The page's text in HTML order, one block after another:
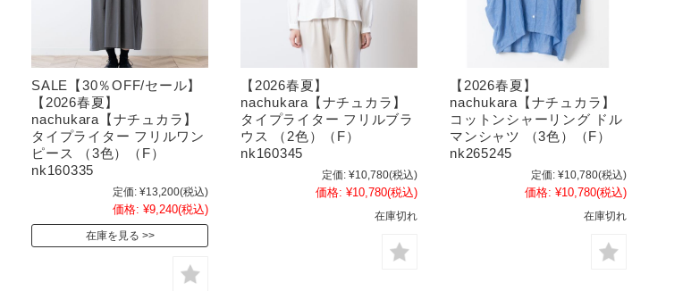
SALE【30％OFF/セール】
【2026春夏】
nachukara【ナチュカラ】
タイプライター フリルワン
ピース （3色）（F）
nk160335
定価: ¥13,200(税込)
価格: ¥9,240(税込)
在庫を見る
【2026春夏】
nachukara【ナチュカラ】
タイプライター フリルブラ
ウス （2色）（F）
nk160345
定価: ¥10,780(税込)
価格: ¥10,780(税込)
在庫切れ
【2026春夏】
nachukara【ナチュカラ】
コットンシャーリング ドル
マンシャツ （3色）（F）
nk265245
定価: ¥10,780(税込)
価格: ¥10,780(税込)
在庫切れ